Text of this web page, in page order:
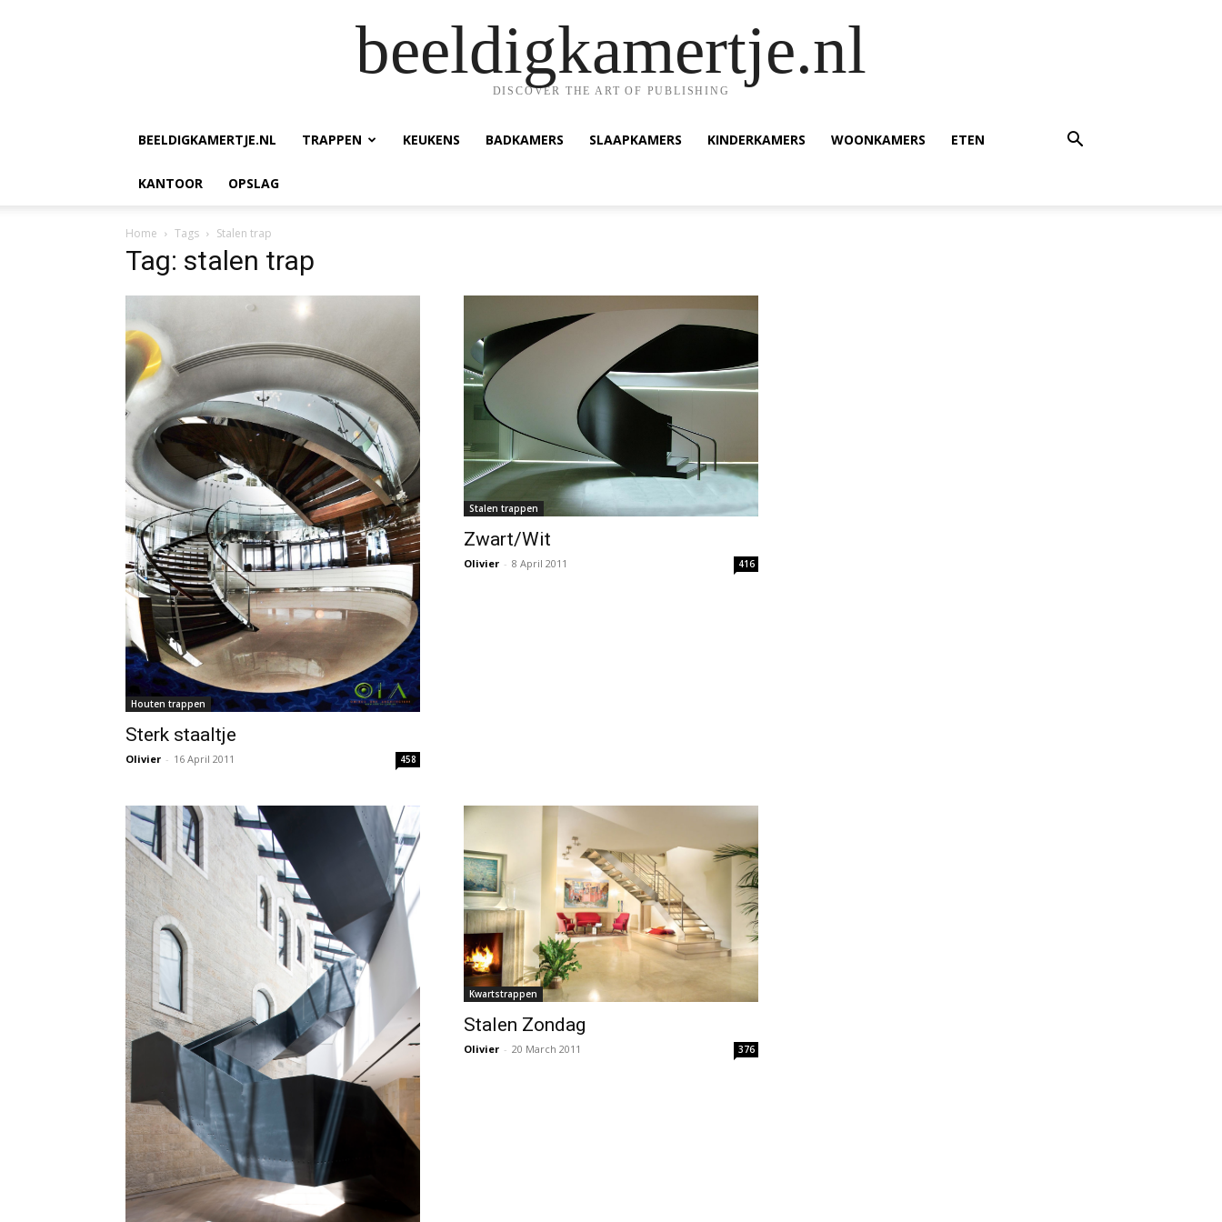
beeldigkamertje.nl
DISCOVER THE ART OF PUBLISHING
BEELDIGKAMERTJE.NL TRAPPEN KEUKENS BADKAMERS SLAAPKAMERS KINDERKAMERS WOONKAMERS ETEN
KANTOOR OPSLAG
Home Tags Stalen trap
Tag: stalen trap
Houten trappen
Sterk staaltje
Olivier - 16 April 2011 458
Stalen trappen
Zwart/Wit
Olivier - 8 April 2011 416
Kwartstrappen
Stalen Zondag
Olivier - 20 March 2011 376